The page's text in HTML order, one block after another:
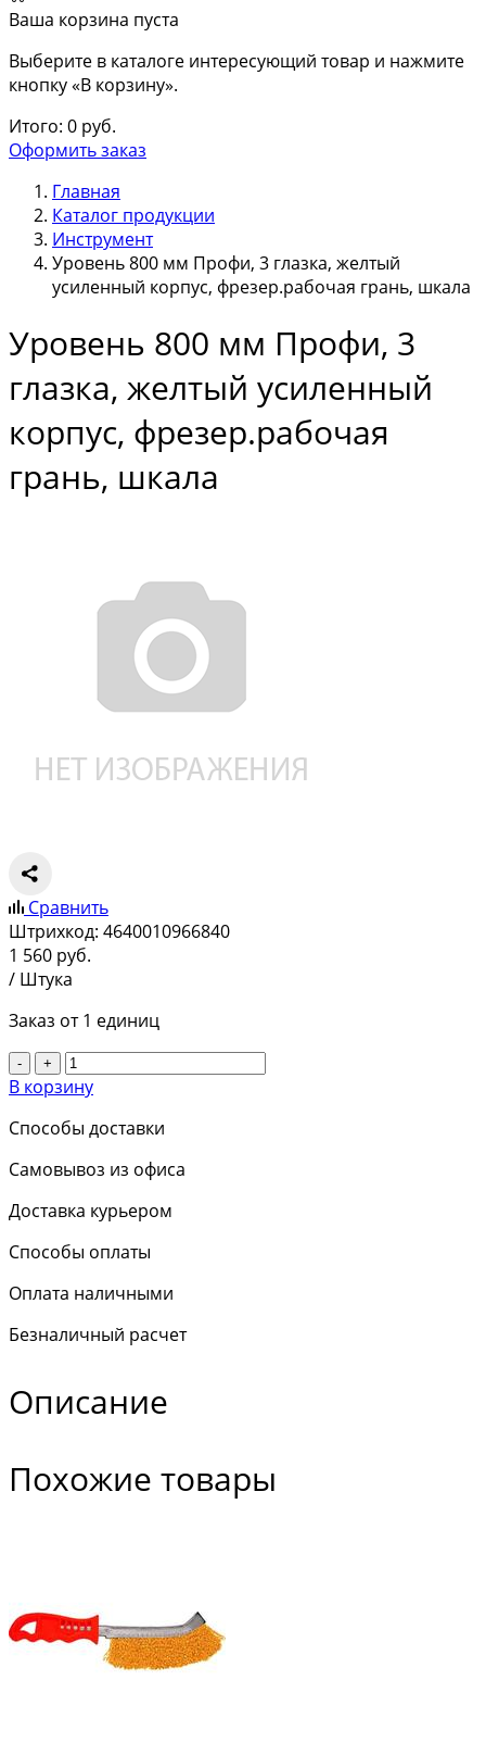
Ваша корзина пуста
Выберите в каталоге интересующий товар и нажмите
кнопку «В корзину».
Итого: 0 руб.
Оформить заказ
Главная
Каталог продукции
Инструмент
Уровень 800 мм Профи, 3 глазка, желтый
усиленный корпус, фрезер.рабочая грань, шкала
Уровень 800 мм Профи, 3
глазка, желтый усиленный
корпус, фрезер.рабочая
грань, шкала
Сравнить
Штрихкод: 4640010966840
1 560 руб.
/ Штука
Заказ от 1 единиц
- +
В корзину
Способы доставки
Самовывоз из офиса
Доставка курьером
Способы оплаты
Оплата наличными
Безналичный расчет
Описание
Похожие товары